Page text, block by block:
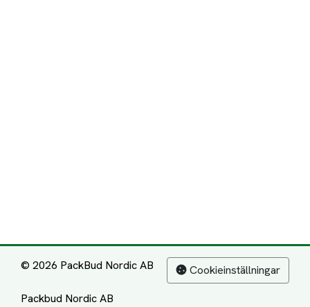
© 2026 PackBud Nordic AB
Packbud Nordic AB
Cookieinställningar